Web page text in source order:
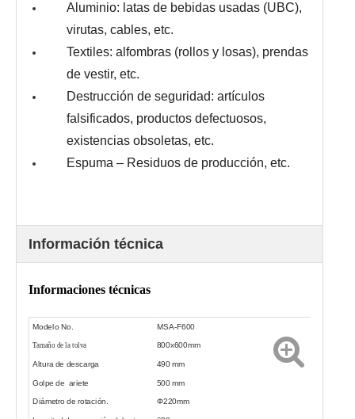
Aluminio: latas de bebidas usadas (UBC),
virutas, cables, etc.
Textiles: alfombras (rollos y losas), prendas
de vestir, etc.
Destrucción de seguridad: artículos
falsificados, productos defectuosos,
existencias obsoletas, etc.
Espuma – Residuos de producción, etc.
Información técnica
Informaciones técnicas
Modelo No. MSA-F600
Tamaño de la tolva 800x600mm
Altura de descarga 490 mm
Golpe de ariete 500 mm
Diámetro de rotación. Φ220mm